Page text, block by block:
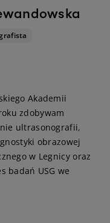
Akademii
zdobywam
ultrasonografii,
obrazowej
w Legnicy oraz
badań USG we